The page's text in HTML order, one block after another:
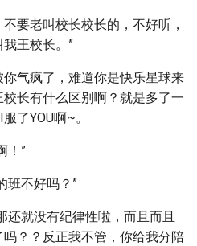
要老叫校长校长的，不好听，
王校长。”
气疯了，难道你是快乐星球来
长有什么区别啊？就是多了一
了YOU啊~。
！”
班不好吗？”
还就没有纪律性啦，而且而且
？？反正我不管，你给我分陪